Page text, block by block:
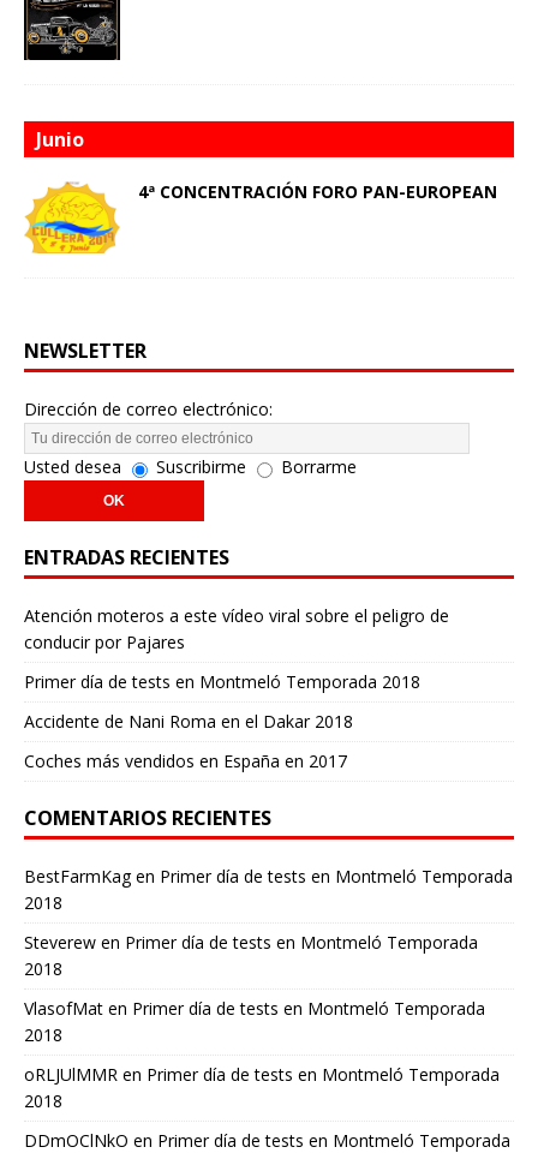
Junio
4ª CONCENTRACIÓN FORO PAN-EUROPEAN
NEWSLETTER
Dirección de correo electrónico:
Usted desea Suscribirme Borrarme
ENTRADAS RECIENTES
Atención moteros a este vídeo viral sobre el peligro de
conducir por Pajares
Primer día de tests en Montmeló Temporada 2018
Accidente de Nani Roma en el Dakar 2018
Coches más vendidos en España en 2017
COMENTARIOS RECIENTES
BestFarmKagen Primer día de tests en Montmeló Temporada
2018
Steverew en Primer día de tests en Montmeló Temporada
2018
VlasofMat en Primer día de tests en Montmeló Temporada
2018
oRLJUlMMR en Primer día de tests en Montmeló Temporada
2018
DDmOClNkO en Primer día de tests en Montmeló Temporada